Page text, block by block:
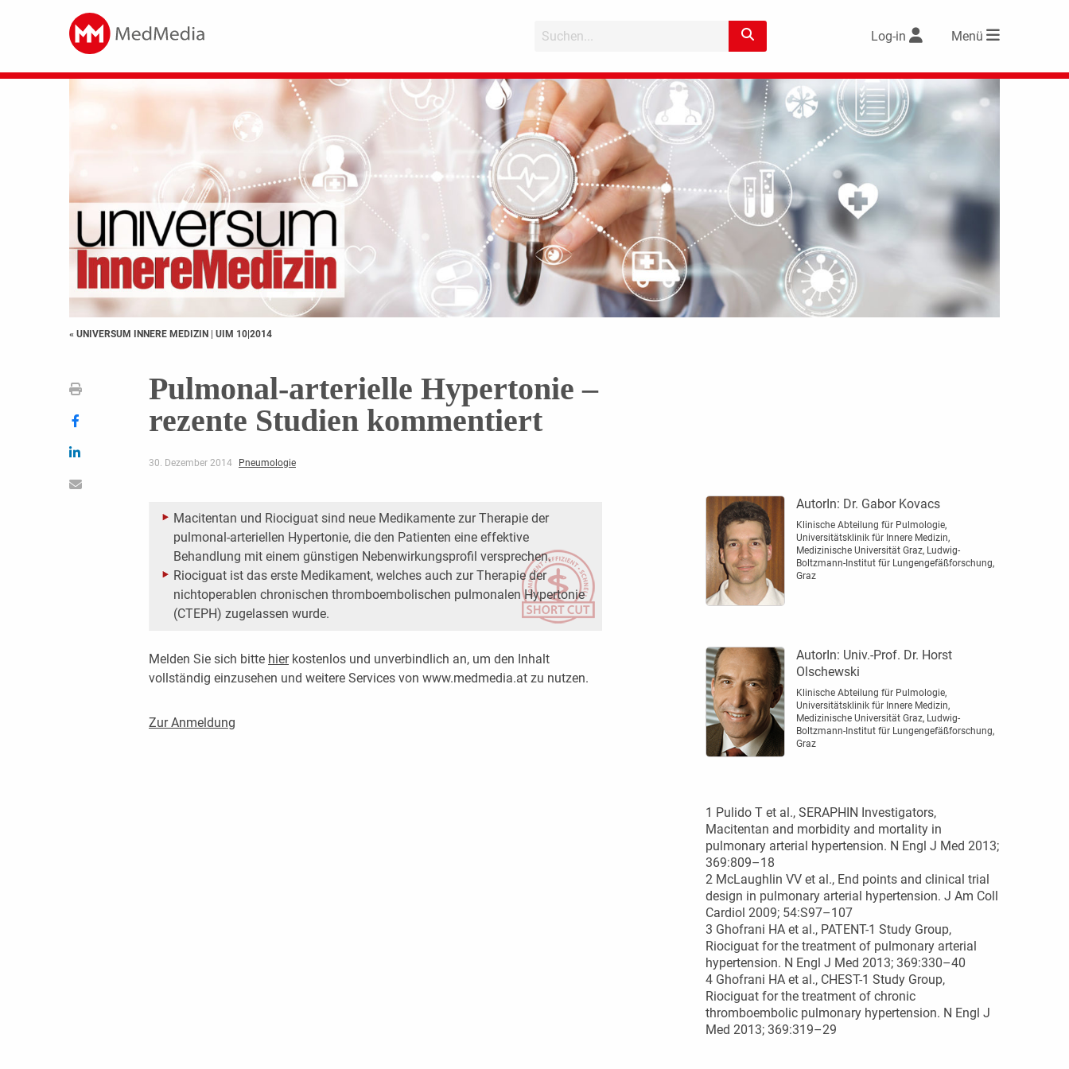
Log-in Menü
« UNIVERSUM INNERE MEDIZIN | UIM 10|2014
Pulmonal-arterielle Hypertonie –
rezente Studien kommentiert
30. Dezember 2014 Pneumologie
Macitentan und Riociguat sind neue Medikamente zur Therapie der
pulmonal-arteriellen Hypertonie, die den Patienten eine effektive
Behandlung mit einem günstigen Neben­wirkungsprofil versprechen.
Riociguat ist das erste Medikament, welches auch zur Therapie der
nichtoperablen chronischen thromboembolischen pulmonalen Hypertonie
(CTEPH) zugelassen wurde.
Melden Sie sich bitte hierkostenlos und unverbindlich an, um den Inhalt
vollständig einzusehen und weitere Services von www.medmedia.at zu nutzen.
Zur Anmeldung
AutorIn: Dr. Gabor Kovacs
Klinische Abteilung für Pulmologie,
Universitätsklinik für Innere Medizin,
Medizinische Universität Graz, Ludwig-
Boltzmann-Institut für Lungengefäßforschung,
Graz
AutorIn: Univ.-Prof. Dr. Horst
Olschewski
Klinische Abteilung für Pulmologie,
Universitätsklinik für Innere Medizin,
Medizinische Universität Graz, Ludwig-
Boltzmann-Institut für Lungengefäßforschung,
Graz
1 Pulido T et al., SERAPHIN Investigators,
Macitentan and morbidity and mortality in
pulmonary arterial hyperten­sion. N Engl J Med 2013;
369:809–18
2 McLaughlin VV et al., End points and clinical trial
design in pulmonary arterial hypertension. J Am Coll
Cardiol 2009; 54:S97–107
3 Ghofrani HA et al., PATENT-1 Study Group,
Riociguat for the treatment of pulmonary arterial
hypertension. ­N Engl J Med 2013; 369:330–40
4 Ghofrani HA et al., CHEST-1 Study Group,
Riociguat for the treatment of chronic
thromboembolic pulmonary hypertension. N Engl J
Med 2013; 369:319–29